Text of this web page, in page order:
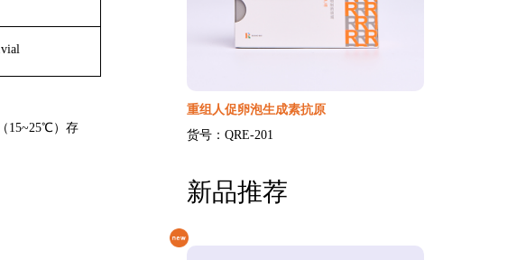
15~25℃）存
重组人促卵泡生成素抗原
货号：QRE-201
新品推荐